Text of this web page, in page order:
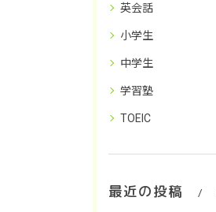
英会話
小学生
中学生
学習塾
TOEIC
最近の投稿